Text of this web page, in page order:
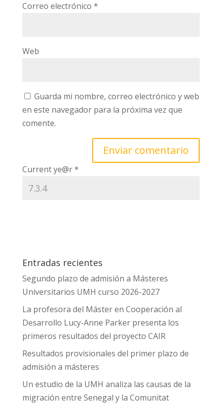
Correo electrónico *
Web
Guarda mi nombre, correo electrónico y web
en este navegador para la próxima vez que
comente.
Current ye@r*
Entradas recientes
Segundo plazo de admisión a Másteres
Universitarios UMH curso 2026-2027
La profesora del Máster en Cooperación al
Desarrollo Lucy-Anne Parker presenta los
primeros resultados del proyecto CAIR
Resultados provisionales del primer plazo de
admisión a másteres
Un estudio de la UMH analiza las causas de la
migración entre Senegal y la Comunitat